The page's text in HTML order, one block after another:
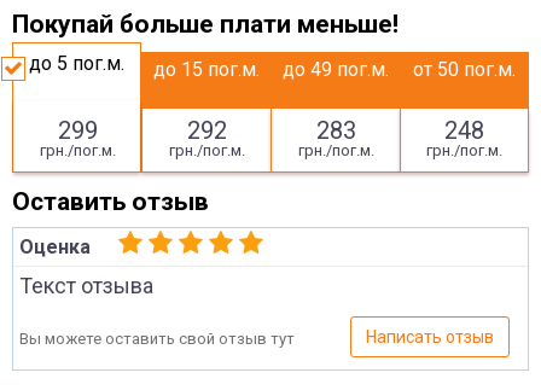
Покупай больше плати меньше!
до 5 пог.м.
299
грн./пог.м.
до 15 пог.м.
292
грн./пог.м.
до 49 пог.м.
283
грн./пог.м.
от 50 пог.м.
248
грн./пог.м.
Оставить отзыв
Оценка
Текст отзыва
Вы можете оставить свой отзыв тут Написать отзыв